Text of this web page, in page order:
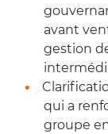
avant
gestion
qui a
groupe